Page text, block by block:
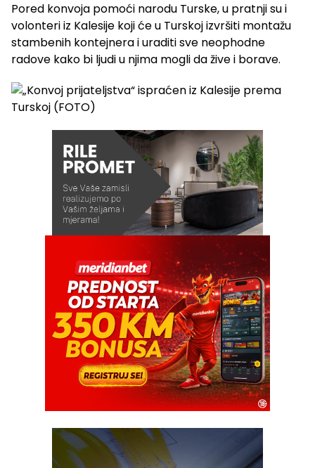
Pored konvoja pomoći narodu Turske, u pratnji su i
volonteri iz Kalesije koji će u Turskoj izvršiti montažu
stambenih kontejnera i uraditi sve neophodne
radove kako bi ljudi u njima mogli da žive i borave.